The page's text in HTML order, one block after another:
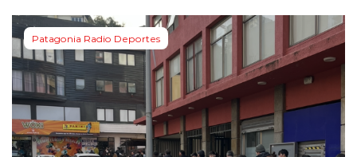
Patagonia Radio Deportes